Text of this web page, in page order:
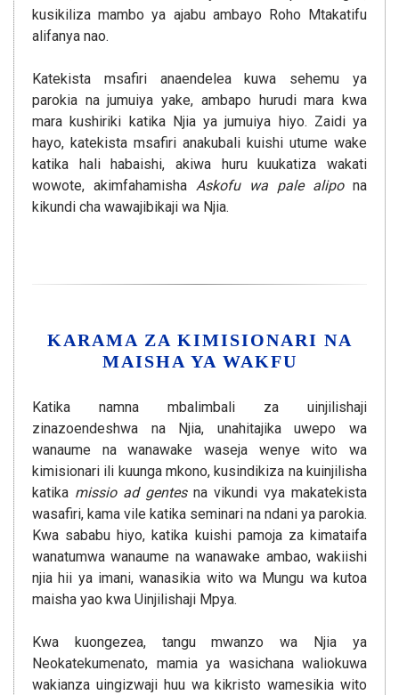
kusikiliza mambo ya ajabu ambayo Roho Mtakatifu
alifanya nao.
Katekista msafiri anaendelea kuwa sehemu ya
parokia na jumuiya yake, ambapo hurudi mara kwa
mara kushiriki katika Njia ya jumuiya hiyo. Zaidi ya
hayo, katekista msafiri anakubali kuishi utume wake
katika hali habaishi, akiwa huru kuukatiza wakati
wowote, akimfahamisha Askofu wa pale alipona
kikundi cha wawajibikaji wa Njia.
KARAMA ZA KIMISIONARI NA
MAISHA YA WAKFU
Katika namna mbalimbali za uinjilishaji
zinazoendeshwa na Njia, unahitajika uwepo wa
wanaume na wanawake waseja wenye wito wa
kimisionari ili kuunga mkono, kusindikiza na kuinjilisha
katika missio ad gentesna vikundi vya makatekista
wasafiri, kama vile katika seminari na ndani ya parokia.
Kwa sababu hiyo, katika kuishi pamoja za kimataifa
wanatumwa wanaume na wanawake ambao, wakiishi
njia hii ya imani, wanasikia wito wa Mungu wa kutoa
maisha yao kwa Uinjilishaji Mpya.
Kwa kuongezea, tangu mwanzo wa Njia ya
Neokatekumenato, mamia ya wasichana waliokuwa
wakianza uingizwaji huu wa kikristo wamesikia wito